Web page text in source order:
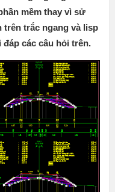
mềm thay vì sử
trên trắc ngang và lisp
đáp các câu hỏi trên.